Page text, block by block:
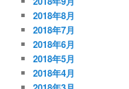
2018年8月
2018年7月
2018年6月
2018年5月
2018年4月